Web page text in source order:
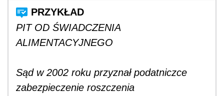
PIT OD ŚWIADCZENIA
ALIMENTACYJNEGO
Sąd w 2002 roku przyznał podatniczce
zabezpieczenie roszczenia